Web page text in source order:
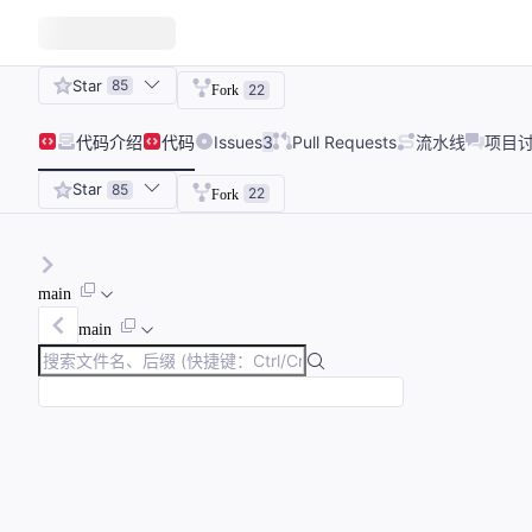
Star 85 Fork 22
代码介绍 代码 Issues3 Pull Requests 流水线 项目
Star 85 Fork 22
main
main